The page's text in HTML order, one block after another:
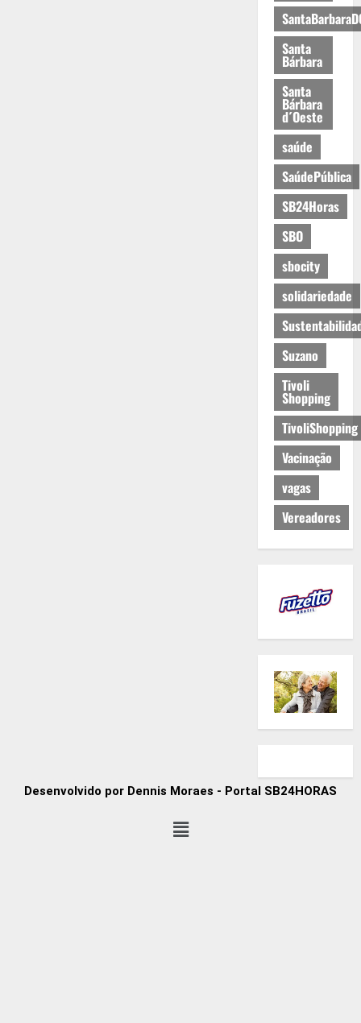
Santa
Bárbara
Santa
Bárbara
d´Oeste
saúde
SaúdePública
SB24Horas
SBO
sbocity
solidariedade
Suzano
Tivoli
Shopping
TivoliShopping
Vacinação
vagas
Vereadores
Desenvolvido por Dennis Moraes - Portal SB24HORAS